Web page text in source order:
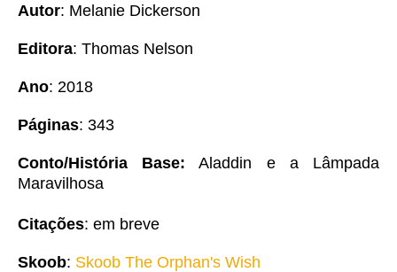
Autor: Melanie Dickerson
Editora: Thomas Nelson
Ano: 2018
Páginas: 343
Conto/História Base: Aladdin e a Lâmpada
Maravilhosa
Citações: em breve
Skoob: Skoob The Orphan's Wish